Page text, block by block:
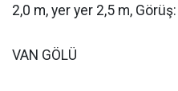
2,0 m, yer yer 2,5 m,
VAN GÖLÜ